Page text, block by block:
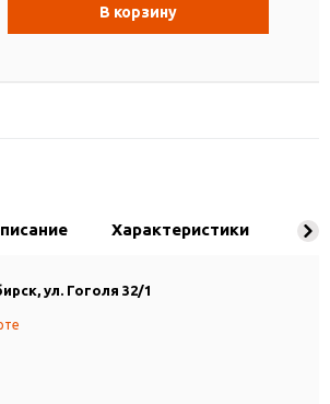
В корзину
Характеристики
ул. Гоголя 32/1